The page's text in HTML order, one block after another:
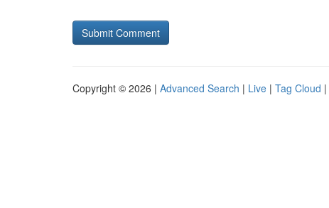
Copyright © 2026 | Advanced Search | Live | Tag Cloud |